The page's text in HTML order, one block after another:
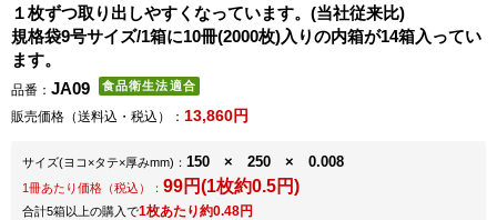
１枚ずつ取り出しやすくなっています。(当社従来比)
規格袋9号サイズ/1箱に10冊(2000枚)入りの内箱が14箱入ってい
ます。
品番： JA09
販売価格（送料込・税込）： 13,860円
サイズ(ヨコ×タテ×厚みmm) ： 150 × 250 × 0.008
1冊あたり価格（税込）： 99円(1枚約0.5円)
合計5箱以上の購入で1枚あたり約0.48円